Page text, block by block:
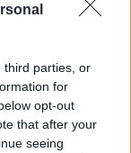
third parties, or
for
opt-out
that after your
seeing